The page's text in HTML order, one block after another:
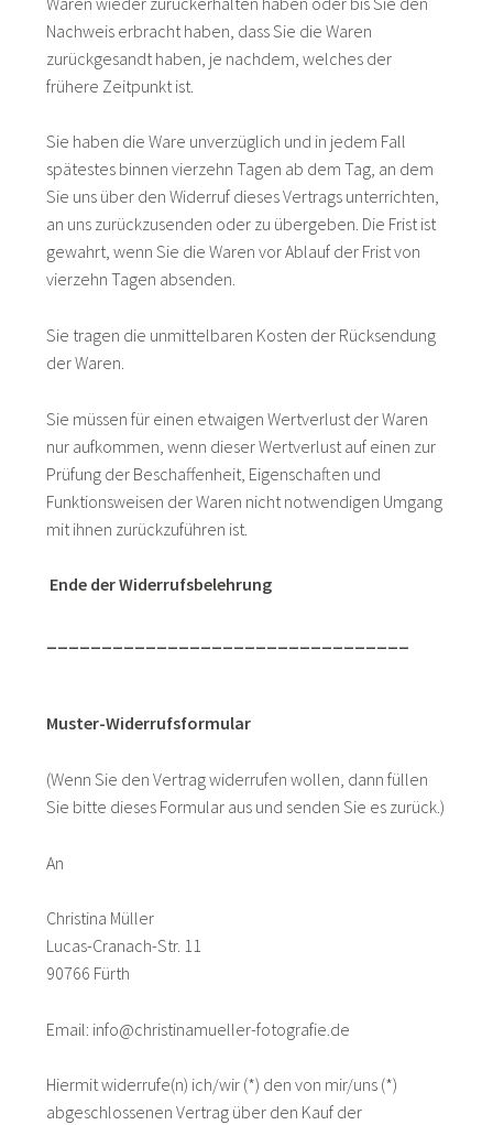
Nachweis erbracht haben, dass Sie die Waren
zurückgesandt haben, je nachdem, welches der
frühere Zeitpunkt ist.
Sie haben die Ware unverzüglich und in jedem Fall
spätestes binnen vierzehn Tagen ab dem Tag, an dem
Sie uns über den Widerruf dieses Vertrags unterrichten,
an uns zurückzusenden oder zu übergeben. Die Frist ist
gewahrt, wenn Sie die Waren vor Ablauf der Frist von
vierzehn Tagen absenden.
Sie tragen die unmittelbaren Kosten der Rücksendung
der Waren.
Sie müssen für einen etwaigen Wertverlust der Waren
nur aufkommen, wenn dieser Wertverlust auf einen zur
Prüfung der Beschaffenheit, Eigenschaften und
Funktionsweisen der Waren nicht notwendigen Umgang
mit ihnen zurückzuführen ist.
Ende der Widerrufsbelehrung
Muster-Widerrufsformular
(Wenn Sie den Vertrag widerrufen wollen, dann füllen
Sie bitte dieses Formular aus und senden Sie es zurück.)
An
Christina Müller
Lucas-Cranach-Str. 11
90766 Fürth
Email: info@christinamueller-fotografie.de
Hiermit widerrufe(n) ich/wir (*) den von mir/uns (*)
abgeschlossenen Vertrag über den Kauf der